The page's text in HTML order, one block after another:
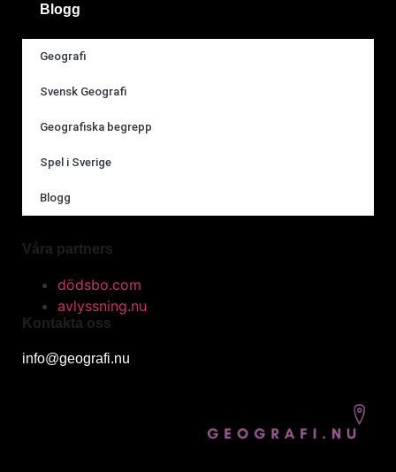
Blogg
Geografi
Svensk Geografi
Geografiska begrepp
Spel i Sverige
Blogg
Våra partners
dödsbo.com
avlyssning.nu
Kontakta oss
info@geografi.nu